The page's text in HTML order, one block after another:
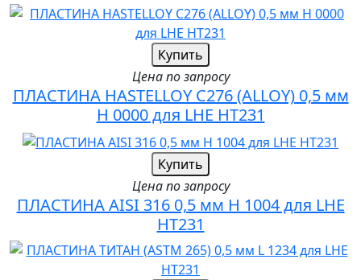
Купить
Цена по запросу
ПЛАСТИНА HASTELLOY C276 (ALLOY) 0,5 мм
H 0000 для LHE HT231
Купить
Цена по запросу
ПЛАСТИНА AISI 316 0,5 мм H 1004 для LHE
HT231